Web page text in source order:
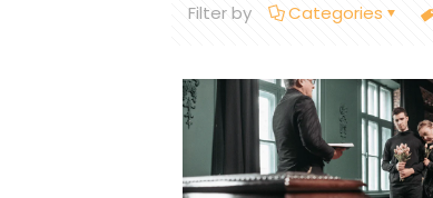
Filter by Categories